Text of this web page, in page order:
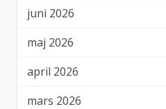
juni 2026
maj 2026
april 2026
mars 2026